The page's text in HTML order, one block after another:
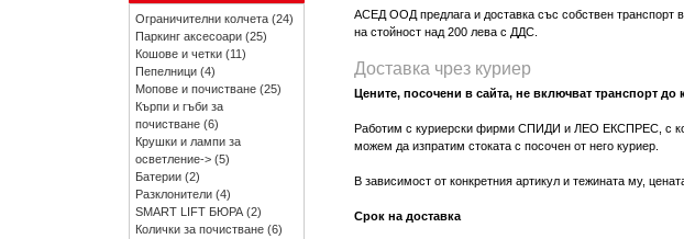
АСЕД ООД предлага и доставка със собствен транспорт
на стойност над 200 лева с ДДС.
Доставка чрез куриер
Цените, посочени в сайта, не включват транспорт до
Работим с куриерски фирми СПИДИ и ЛЕО ЕКСПРЕС, с
можем да изпратим стоката с посочен от него куриер.
В зависимост от конкретния артикул и тежината му,
Срок на доставка
Ограничителни колчета (24)
Паркинг аксесоари (25)
Кошове и четки (11)
Пепелници (4)
Мопове и почистване (25)
Кърпи и гъби за
почистване (6)
Крушки и лампи за
осветление-> (5)
Батерии (2)
Разклонители (4)
SMART LIFT БЮРА (2)
Колички за почистване (6)